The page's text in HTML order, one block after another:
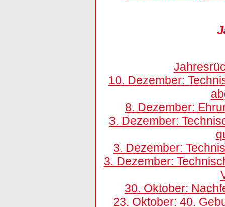
10. Dezember:
8. Dezember:
3. Dezember:
3. Dezember:
3. Dezember:
30. Oktober:
23. Oktober: 40.